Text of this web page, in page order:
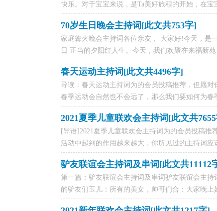
快乐。对于宝宝来说，是Ta美好旅程的开始，在
70岁生日晚会主持词[此文共753字]
家庭篝火晚会主持词各位亲友， 大家好!今天，是
日 正当的夕阳红人生。今天，我们欢聚在来福新
春天运动主持词[此文共4496字]
导读：春天运动主持词为的会员投稿推荐，但愿
春季运动会自然也不会远了，那么我们要如何为春
2021夏季儿童联欢会主持词[此文共
[导语]2021夏季儿童联欢会主持词为的会员投稿
活动中起到的作用越来越大，你所见过的主持词应
驴友联谊会主持词及串词[此文共11112
第一篇：驴友联谊会主持词及串词驴友联谊会主
的驴友们玉儿：所有的美女，帅哥们合：大家晚